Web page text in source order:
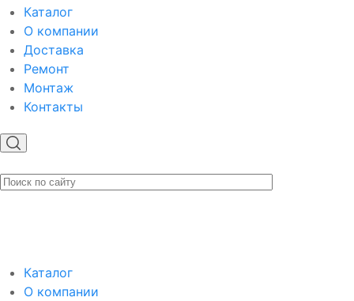
Каталог
О компании
Доставка
Ремонт
Монтаж
Контакты
Каталог
О компании